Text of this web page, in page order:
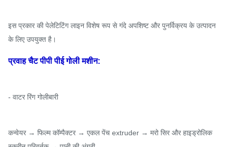
इस प्रकार की पेलेटिटिंग लाइन विशेष रूप से गंदे अपशिष्ट और पुनर्विक्रय के उत्पादन
के लिए उपयुक्त है।
प्रवाह चैट पीपी पीई गोली मशीन:
- वाटर रिंग गोलीबारी
कन्वेयर → फिल्म कॉम्पैक्टर → एकल पेंच extruder → मरो सिर और हाइड्रोलिक